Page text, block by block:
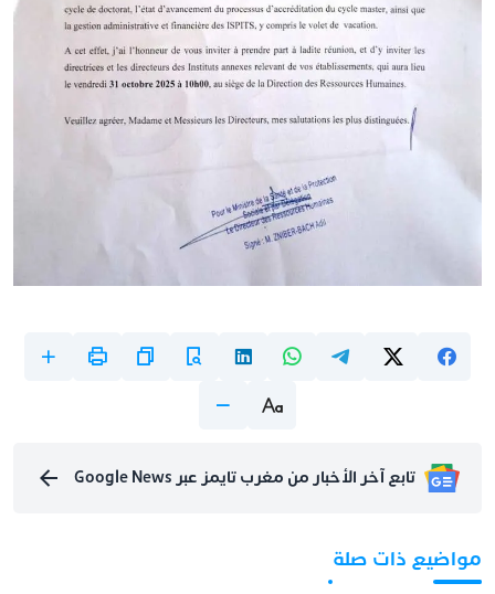
تابع آخر الأخبار من مغرب تايمز عبر Google News
مواضيع ذات صلة